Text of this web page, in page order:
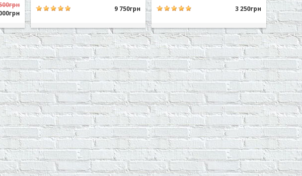
Головы колб отлиты вместе с
монтажным кронштейном. Такое
соединений, повышает
надежность и уменьшает
габариты системы. Система
обратног..
9 750грн
обратного осмоса. Обратный
осмос (применительно к фильтру
продавливания воды через
полупроницаемую мембрану.
Теоретически бытовой фильтр
обратного осмос..
3 250грн